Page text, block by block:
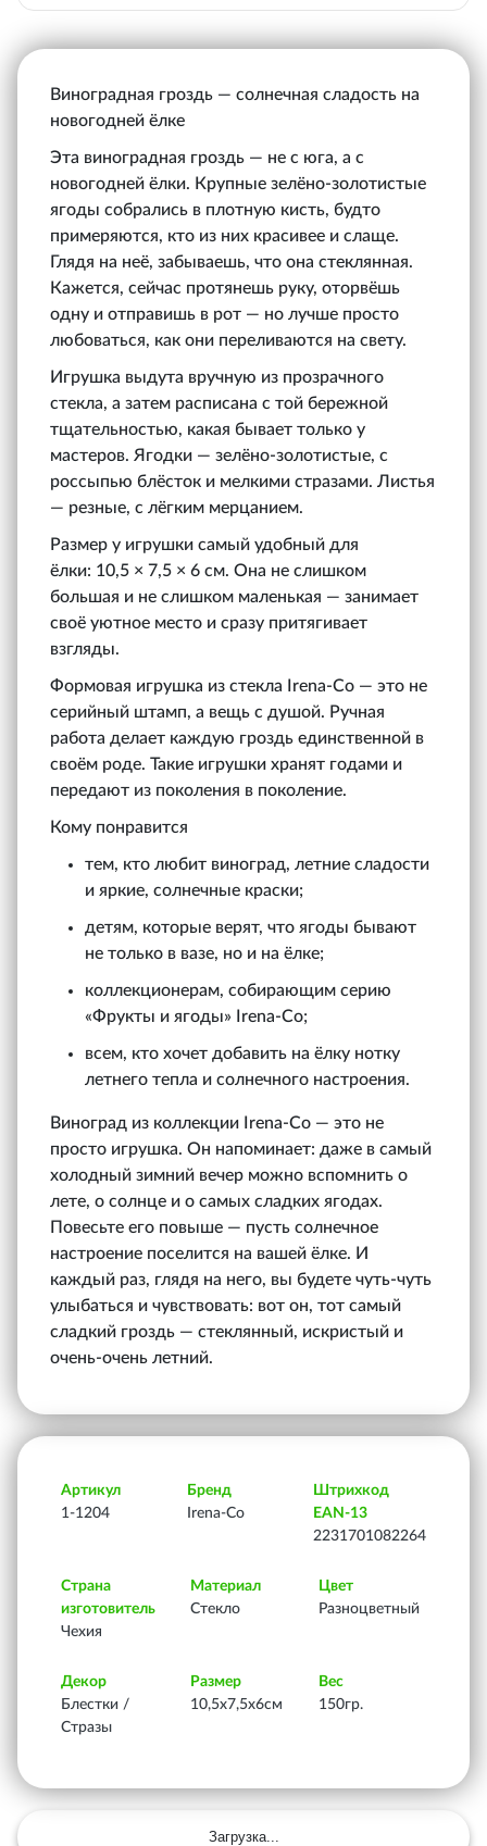
Виноградная гроздь — солнечная сладость на
новогодней ёлке
Эта виноградная гроздь — не с юга, а с
новогодней ёлки. Крупные зелёно-золотистые
ягоды собрались в плотную кисть, будто
примеряются, кто из них красивее и слаще.
Глядя на неё, забываешь, что она стеклянная.
Кажется, сейчас протянешь руку, оторвёшь
одну и отправишь в рот — но лучше просто
любоваться, как они переливаются на свету.
Игрушка выдута вручную из прозрачного
стекла, а затем расписана с той бережной
тщательностью, какая бывает только у
мастеров. Ягодки — зелёно-золотистые, с
россыпью блёсток и мелкими стразами. Листья
— резные, с лёгким мерцанием.
Размер у игрушки самый удобный для
ёлки: 10,5 × 7,5 × 6 см. Она не слишком
большая и не слишком маленькая — занимает
своё уютное место и сразу притягивает
взгляды.
Формовая игрушка из стекла Irena‑Co — это не
серийный штамп, а вещь с душой. Ручная
работа делает каждую гроздь единственной в
своём роде. Такие игрушки хранят годами и
передают из поколения в поколение.
Кому понравится
тем, кто любит виноград, летние сладости
и яркие, солнечные краски;
детям, которые верят, что ягоды бывают
не только в вазе, но и на ёлке;
коллекционерам, собирающим серию
«Фрукты и ягоды» Irena‑Co;
всем, кто хочет добавить на ёлку нотку
летнего тепла и солнечного настроения.
Виноград из коллекции Irena‑Co — это не
просто игрушка. Он напоминает: даже в самый
холодный зимний вечер можно вспомнить о
лете, о солнце и о самых сладких ягодах.
Повесьте его повыше — пусть солнечное
настроение поселится на вашей ёлке. И
каждый раз, глядя на него, вы будете чуть-чуть
улыбаться и чувствовать: вот он, тот самый
сладкий гроздь — стеклянный, искристый и
очень-очень летний.
Артикул
1-1204
Бренд
Irena-Co
Штрихкод
EAN-13
2231701082264
Страна
изготовитель
Чехия
Материал
Стекло
Цвет
Разноцветный
Декор
Блестки /
Стразы
Размер
10,5х7,5х6см
Вес
150гр.
Загрузка...